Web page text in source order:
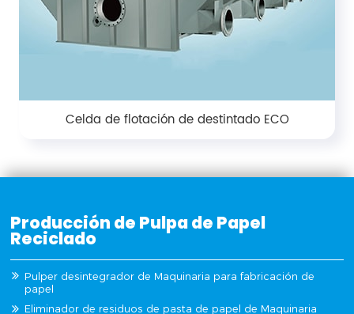
Celda de flotación de destintado ECO
Producción de Pulpa de Papel
Reciclado
Pulper desintegrador de Maquinaria para fabricación de
papel
Eliminador de residuos de pasta de papel de Maquinaria